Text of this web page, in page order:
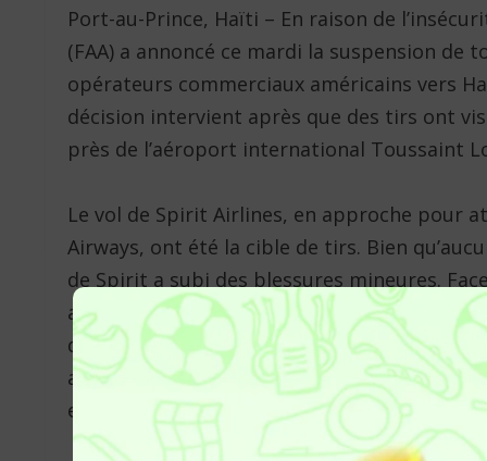
Port-au-Prince, Haïti – En raison de
(FAA) a annoncé ce mardi la suspension de
opérateurs commerciaux américains vers
décision intervient après que des tirs ont
près de l’aéroport international Toussaint
Le vol de Spirit Airlines, en approche pour
Airways, ont été la cible de tirs. Bien
de Spirit a subi des blessures mineures.
américaines ont réagi promptement :
décembre, tandis qu’American Airlines a
a également annulé ses vols en
et Cap-Haïtien, en attendant les résultats de